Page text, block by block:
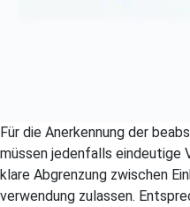
Für die Anerkennung der
müssen jedenfalls eindeutige
klare Abgrenzung zwischen
verwendung zulassen.